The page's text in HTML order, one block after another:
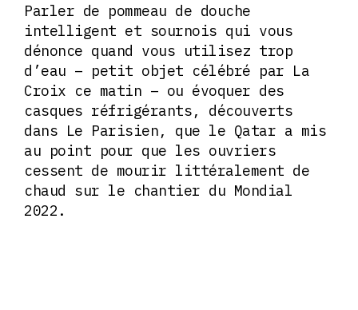
Parler de pommeau de douche
intelligent et sournois qui vous
dénonce quand vous utilisez trop
d’eau – petit objet célébré par La
Croix ce matin – ou évoquer des
casques réfrigérants, découverts
dans Le Parisien, que le Qatar a mis
au point pour que les ouvriers
cessent de mourir littéralement de
chaud sur le chantier du Mondial
2022.